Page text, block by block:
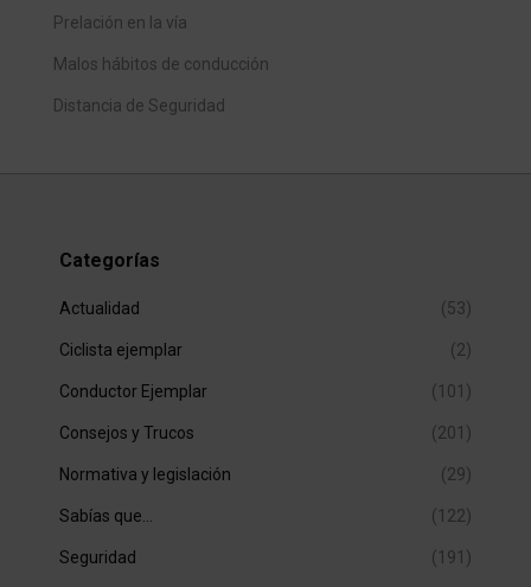
Prelación en la vía
Malos hábitos de conducción
Distancia de Seguridad
Categorías
Actualidad (53)
Ciclista ejemplar (2)
Conductor Ejemplar (101)
Consejos y Trucos (201)
Normativa y legislación (29)
Sabías que… (122)
Seguridad (191)